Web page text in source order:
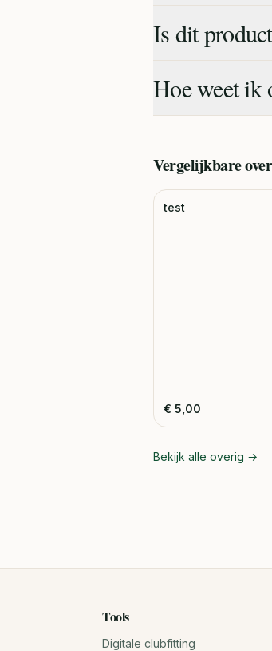
Is dit
Hoe weet ik
Vergelijkbare
test
€ 5,00
Bekijk alle overig →
Tools
Digitale clubfitting